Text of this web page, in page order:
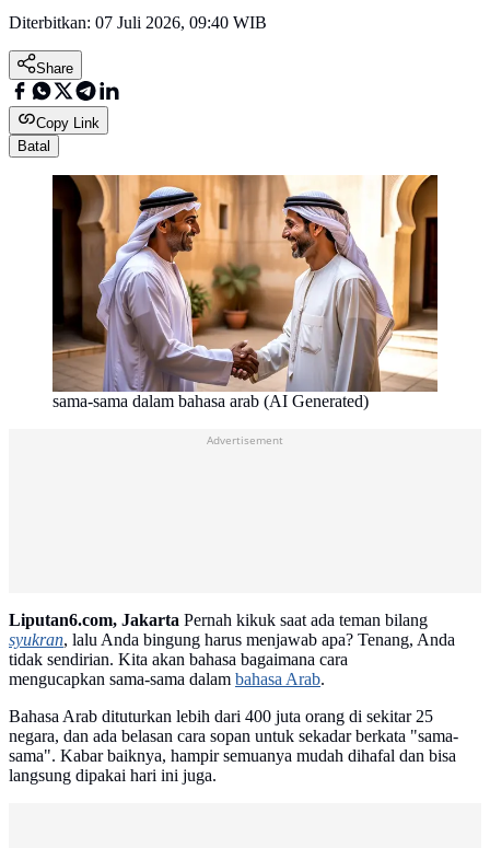
Diterbitkan: 07 Juli 2026, 09:40 WIB
Share
Copy Link
Batal
sama-sama dalam bahasa arab (AI Generated)
Liputan6.com, Jakarta Pernah kikuk saat ada teman bilang
syukran, lalu Anda bingung harus menjawab apa? Tenang, Anda
tidak sendirian. Kita akan bahasa bagaimana cara
mengucapkan sama-sama dalam bahasa Arab.
Bahasa Arab dituturkan lebih dari 400 juta orang di sekitar 25
negara, dan ada belasan cara sopan untuk sekadar berkata "sama-
sama". Kabar baiknya, hampir semuanya mudah dihafal dan bisa
langsung dipakai hari ini juga.